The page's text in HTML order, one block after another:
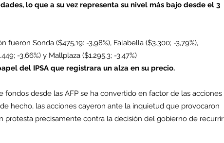
lo que a su vez representa su nivel más bajo desde el 3
fueron Sonda ($475,19: -3,98%), Falabella ($3.300; -3,79%),
-3,66%) y Mallplaza ($1.295,3; -3,47%)
del IPSA que registrara un alza en su precio.
fondos desde las AFP se ha convertido en factor de las acciones
hecho, las acciones cayeron ante la inquietud que provocaron
protesta precisamente contra la decisión del gobierno de recurrir